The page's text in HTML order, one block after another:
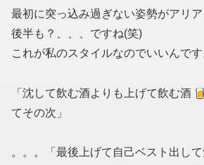
最初に突っ込み過ぎない姿勢がアリ
後半も？、、、ですね(笑)
これが私のスタイルなのでいいんです
「沈して飲む酒よりも上げて飲む酒
てその次」
。。。「最後上げて自己ベスト出し